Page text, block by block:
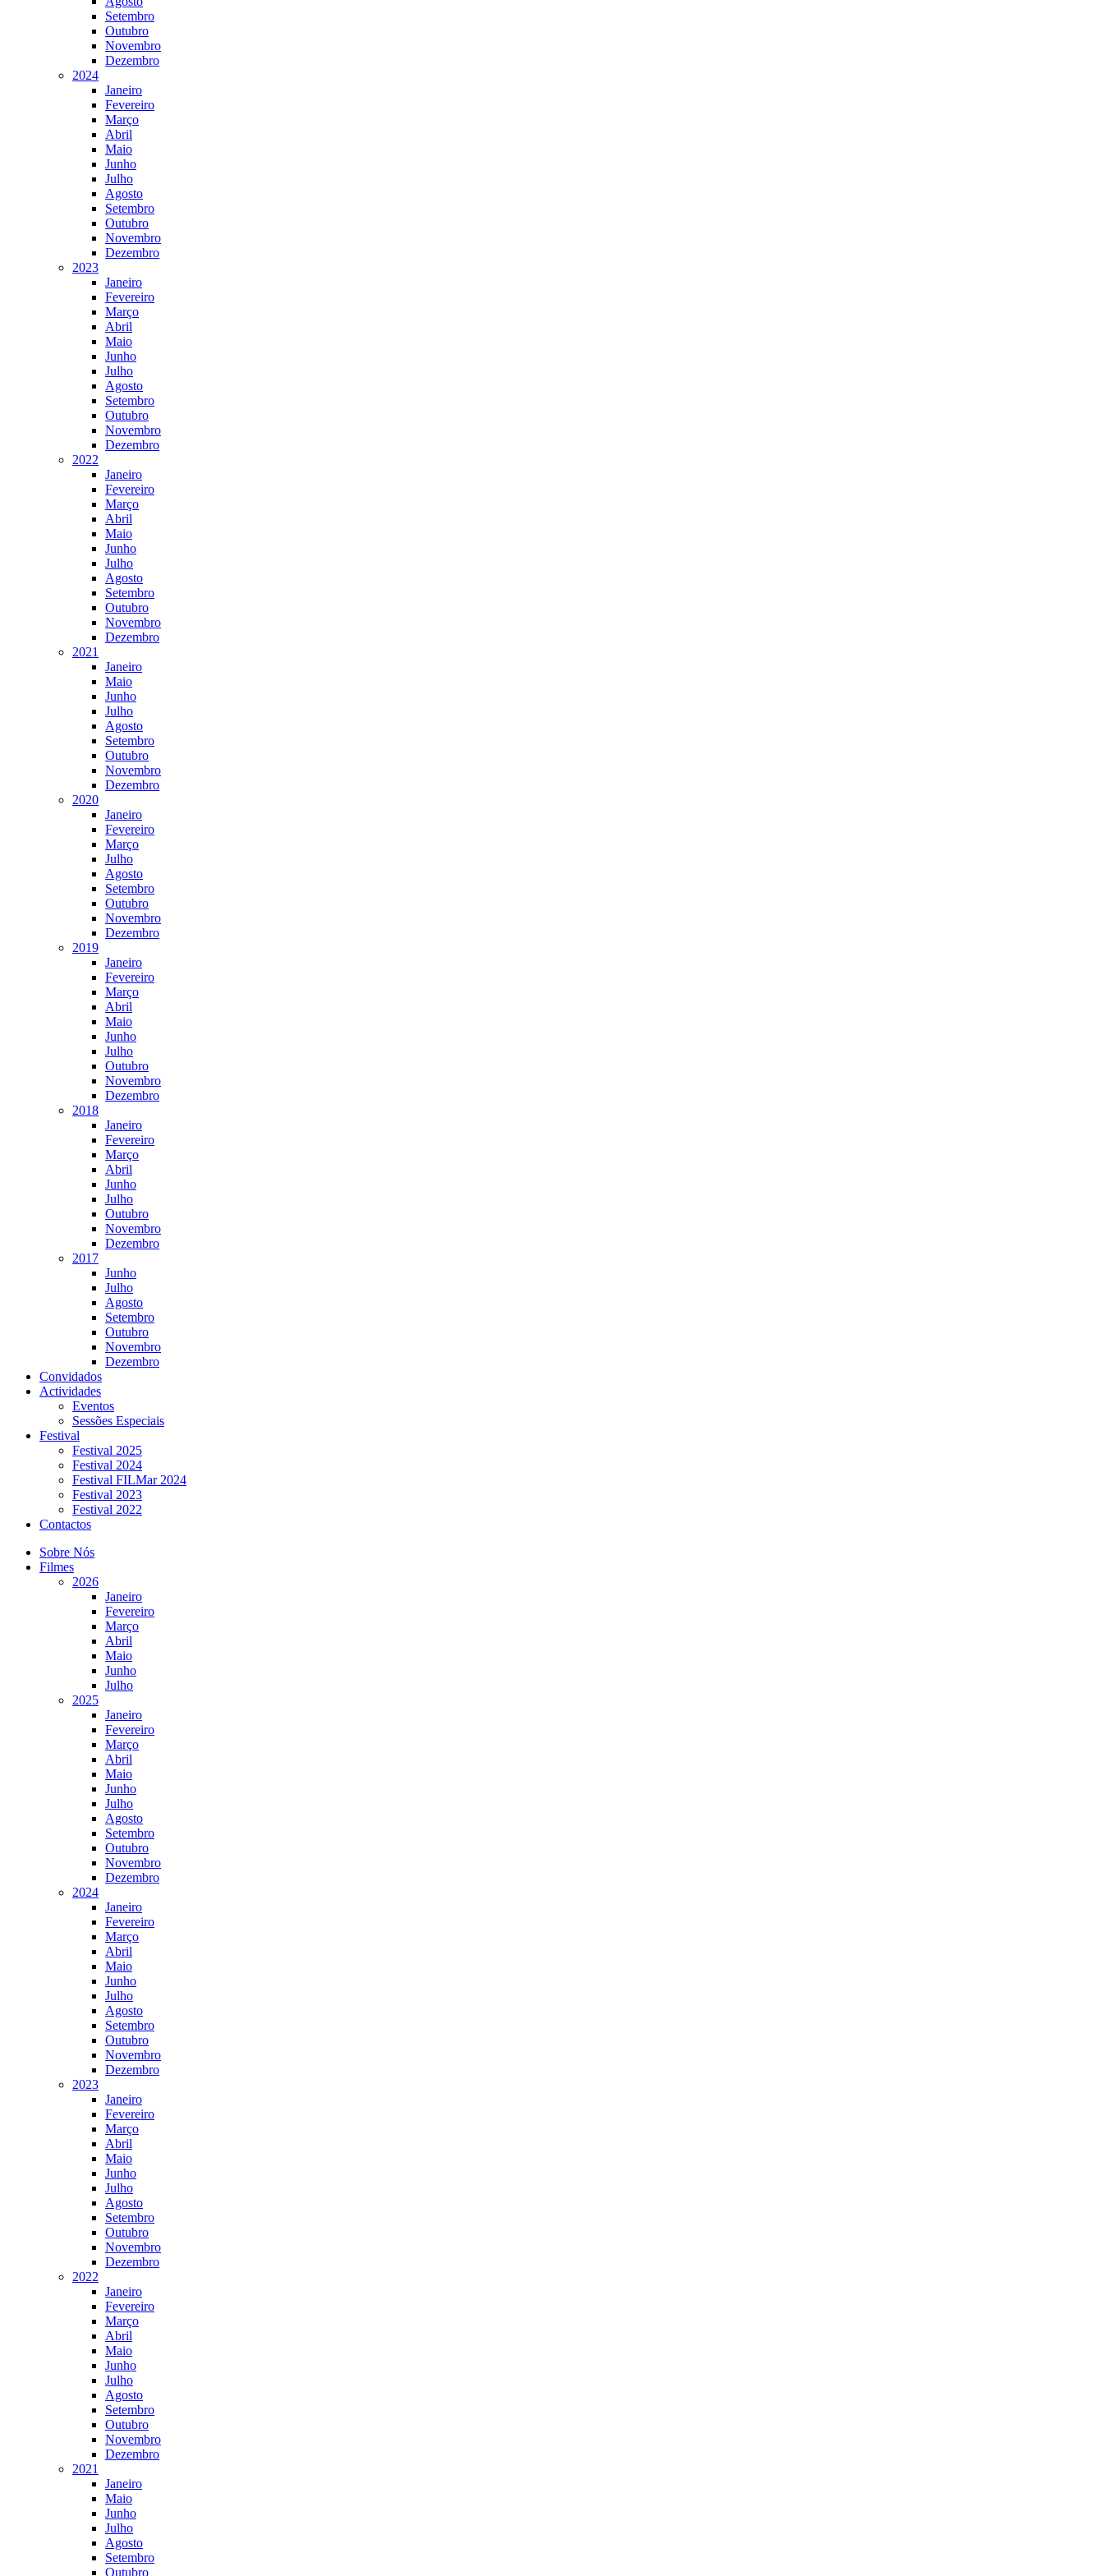
Setembro
Outubro
Novembro
Dezembro
2024
Janeiro
Fevereiro
Março
Abril
Maio
Junho
Julho
Agosto
Setembro
Outubro
Novembro
Dezembro
2023
Janeiro
Fevereiro
Março
Abril
Maio
Junho
Julho
Agosto
Setembro
Outubro
Novembro
Dezembro
2022
Janeiro
Fevereiro
Março
Abril
Maio
Junho
Julho
Agosto
Setembro
Outubro
Novembro
Dezembro
2021
Janeiro
Maio
Junho
Julho
Agosto
Setembro
Outubro
Novembro
Dezembro
2020
Janeiro
Fevereiro
Março
Julho
Agosto
Setembro
Outubro
Novembro
Dezembro
2019
Janeiro
Fevereiro
Março
Abril
Maio
Junho
Julho
Outubro
Novembro
Dezembro
2018
Janeiro
Fevereiro
Março
Abril
Junho
Julho
Outubro
Novembro
Dezembro
2017
Junho
Julho
Agosto
Setembro
Outubro
Novembro
Dezembro
Convidados
Actividades
Eventos
Sessões Especiais
Festival
Festival 2025
Festival 2024
Festival FILMar 2024
Festival 2023
Festival 2022
Contactos
Sobre Nós
Filmes
2026
Janeiro
Fevereiro
Março
Abril
Maio
Junho
Julho
2025
Janeiro
Fevereiro
Março
Abril
Maio
Junho
Julho
Agosto
Setembro
Outubro
Novembro
Dezembro
2024
Janeiro
Fevereiro
Março
Abril
Maio
Junho
Julho
Agosto
Setembro
Outubro
Novembro
Dezembro
2023
Janeiro
Fevereiro
Março
Abril
Maio
Junho
Julho
Agosto
Setembro
Outubro
Novembro
Dezembro
2022
Janeiro
Fevereiro
Março
Abril
Maio
Junho
Julho
Agosto
Setembro
Outubro
Novembro
Dezembro
2021
Janeiro
Maio
Junho
Julho
Agosto
Setembro
Outubro